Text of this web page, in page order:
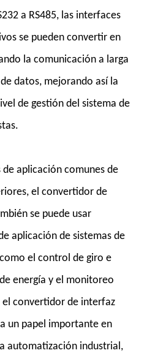
a RS485, las interfaces
se pueden convertir en
la comunicación a larga
datos, mejorando así la
de gestión del sistema de
aplicación comunes de
el convertidor de
se puede usar
aplicación de sistemas de
el control de giro e
energía y el monitoreo
convertidor de interfaz
un papel importante en
automatización industrial,